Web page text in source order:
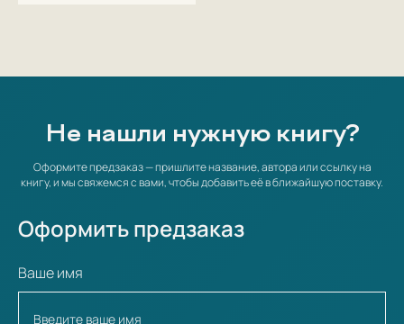
Не нашли нужную книгу?
Оформите предзаказ — пришлите название, автора или ссылку на
книгу, и мы свяжемся с вами, чтобы добавить её в ближайшую поставку.
Оформить предзаказ
Ваше имя